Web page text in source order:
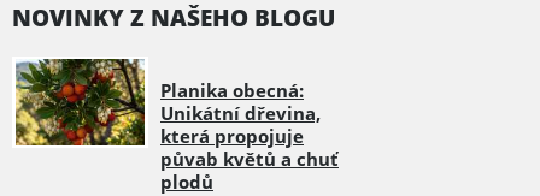
NOVINKY Z NAŠEHO BLOGU
Planika obecná:
Unikátní dřevina,
která propojuje
půvab květů a chuť
plodů